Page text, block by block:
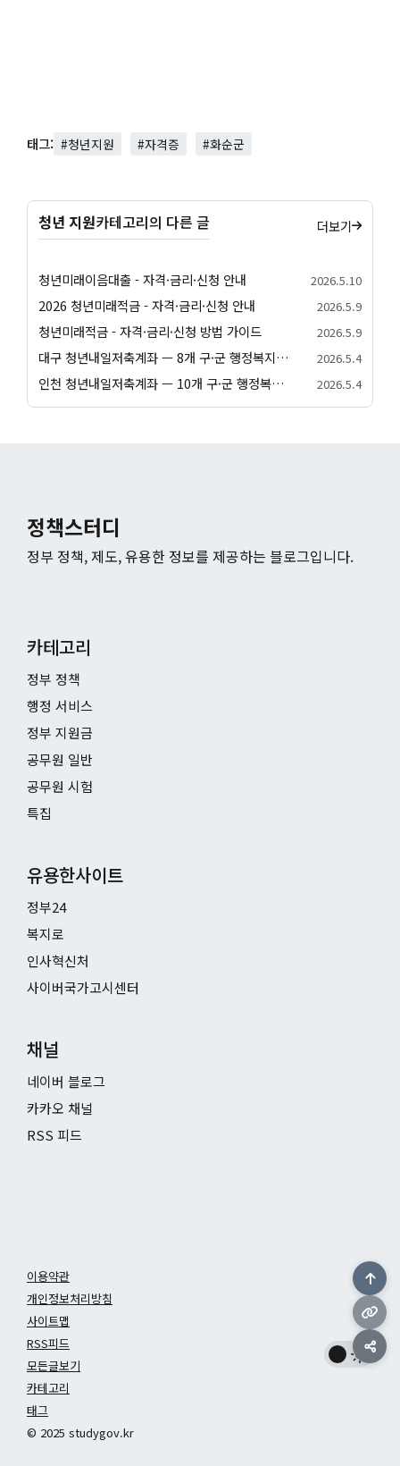
태그: #청년지원 #자격증 #화순군
청년 지원카테고리의 다른 글 더보기
청년미래이음대출 - 자격·금리·신청 안내 2026.5.10
2026 청년미래적금 - 자격·금리·신청 안내 2026.5.9
청년미래적금 - 자격·금리·신청 방법 가이드 2026.5.9
대구 청년내일저축계좌 — 8개 구·군 행정복지센터 신청 방법 2026.5.4
인천 청년내일저축계좌 — 10개 구·군 행정복지센터 신청 방법 2026.5.4
정책스터디
정부 정책, 제도, 유용한 정보를 제공하는 블로그입니다.
카테고리
정부 정책
행정 서비스
정부 지원금
공무원 일반
공무원 시험
특집
유용한사이트
정부24
복지로
인사혁신처
사이버국가고시센터
채널
네이버 블로그
카카오 채널
RSS 피드
이용약관
개인정보처리방침
사이트맵
RSS피드
모든글보기
카테고리
태그
© 2025 studygov.kr